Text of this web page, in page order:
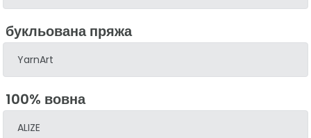
букльована пряжа
YarnArt
100% вовна
ALIZE